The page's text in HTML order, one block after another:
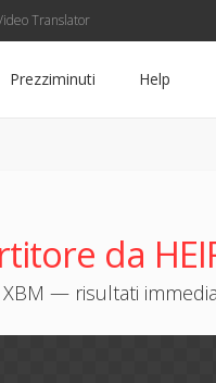
Translator
Prezziminuti Help
da
XBM — risultati